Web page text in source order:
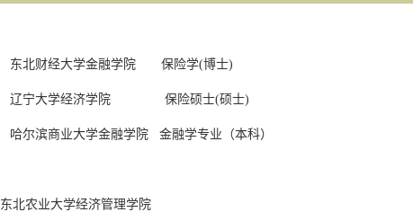
东北财经大学金融学院 保险学(博士)
辽宁大学经济学院 保险硕士(硕士)
哈尔滨商业大学金融学院 金融学专业（本科）
东北农业大学经济管理学院